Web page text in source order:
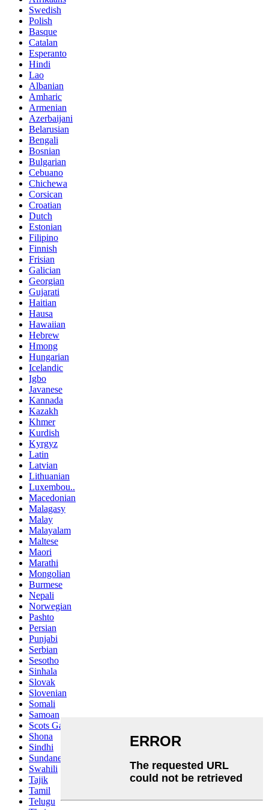
Swedish
Polish
Basque
Catalan
Esperanto
Hindi
Lao
Albanian
Amharic
Armenian
Azerbaijani
Belarusian
Bengali
Bosnian
Bulgarian
Cebuano
Chichewa
Corsican
Croatian
Dutch
Estonian
Filipino
Finnish
Frisian
Galician
Georgian
Gujarati
Haitian
Hausa
Hawaiian
Hebrew
Hmong
Hungarian
Icelandic
Igbo
Javanese
Kannada
Kazakh
Khmer
Kurdish
Kyrgyz
Latin
Latvian
Lithuanian
Luxembou..
Macedonian
Malagasy
Malay
Malayalam
Maltese
Maori
Marathi
Mongolian
Burmese
Nepali
Norwegian
Pashto
Persian
Punjabi
Serbian
Sesotho
Sinhala
Slovak
Slovenian
Somali
Samoan
Scots Gaelic
Shona
Sindhi
Sundanese
Swahili
Tajik
Tamil
Telugu